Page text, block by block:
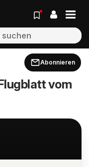
Abonnieren
vom